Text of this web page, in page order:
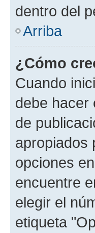
dentro del
Arriba
¿Cómo
Cuando
debe hacer
de
apropiados
opciones
encuentre
elegir el
etiqueta